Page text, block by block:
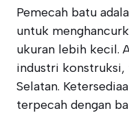
Pemecah batu
untuk
ukuran lebih kecil.
industri konstruksi,
Selatan.
terpecah dengan